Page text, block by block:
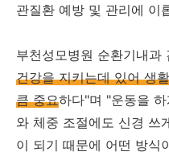
관질환 예방 및 관리에 이
부천성모병원 순환기내과
건강을 지키는데 있어 생
큼 중요하다"며 "운동을
와 체중 조절에도 신경 쓰
이 되기 때문에 어떤 방식